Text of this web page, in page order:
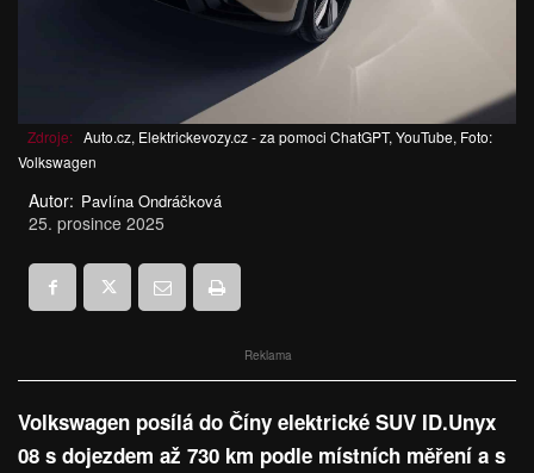
Zdroje: Auto.cz, Elektrickevozy.cz - za pomoci ChatGPT, YouTube, Foto:
Volkswagen
Autor: Pavlína Ondráčková
25. prosince 2025
Reklama
Volkswagen posílá do Číny elektrické SUV ID.Unyx
08 s dojezdem až 730 km podle místních měření a s